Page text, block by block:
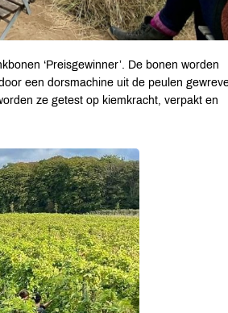
‘Preisgewinner’. De bonen worden
een dorsmachine uit de peulen
ze getest op kiemkracht, verpakt en